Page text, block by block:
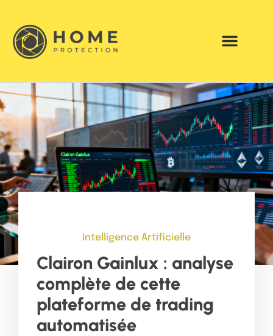
Intelligence Artificielle
Clairon Gainlux : analyse
complète de cette
plateforme de trading
automatisée